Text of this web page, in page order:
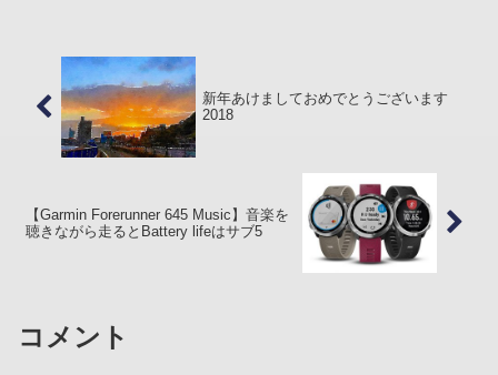
新年あけましておめでとうございます
2018
【Garmin Forerunner 645 Music】音楽を
聴きながら走るとBattery lifeはサブ5
コメント